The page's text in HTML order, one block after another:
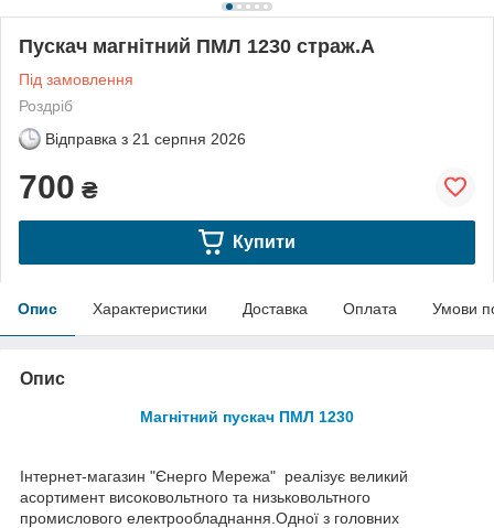
Пускач магнітний ПМЛ 1230 страж.А
Під замовлення
Роздріб
Відправка з 21 серпня 2026
700 ₴
Купити
Опис Характеристики Доставка Оплата Умови
Опис
Магнітний пускач ПМЛ 1230
Інтернет-магазин "Єнерго Мережа" реалізує великий
асортимент високовольтного та низьковольтного
промислового електрообладнання.Одної з головних